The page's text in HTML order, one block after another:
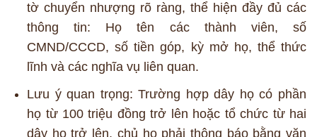
tờ chuyển nhượng rõ ràng, thể hiện đầy đủ các
thông tin: Họ tên các thành viên, số
CMND/CCCD, số tiền góp, kỳ mở họ, thể thức
lĩnh và các nghĩa vụ liên quan.
Lưu ý quan trọng: Trường hợp dây họ có phần
họ từ 100 triệu đồng trở lên hoặc tổ chức từ hai
dây họ trở lên, chủ họ phải thông báo bằng văn